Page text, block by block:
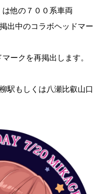
他の７００系車両
出中のコラボヘッドマー
ークを再掲出します。
駅もしくは八瀬比叡山口